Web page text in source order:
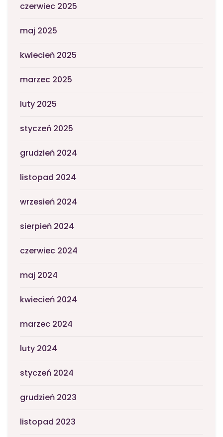
czerwiec 2025
maj 2025
kwiecień 2025
marzec 2025
luty 2025
styczeń 2025
grudzień 2024
listopad 2024
wrzesień 2024
sierpień 2024
czerwiec 2024
maj 2024
kwiecień 2024
marzec 2024
luty 2024
styczeń 2024
grudzień 2023
listopad 2023